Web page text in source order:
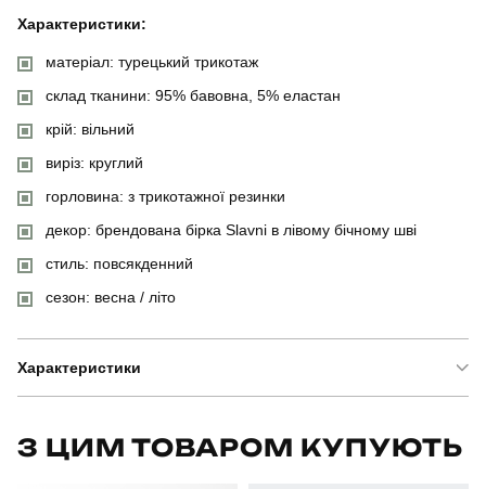
Характеристики:
матеріал: турецький трикотаж
склад тканини: 95% бавовна, 5% еластан
крій: вільний
виріз: круглий
горловина: з трикотажної резинки
декор: брендована бірка Slavni в лівому бічному шві
стиль: повсякденний
сезон: весна / літо
Характеристики
З ЦИМ ТОВАРОМ КУПУЮТЬ